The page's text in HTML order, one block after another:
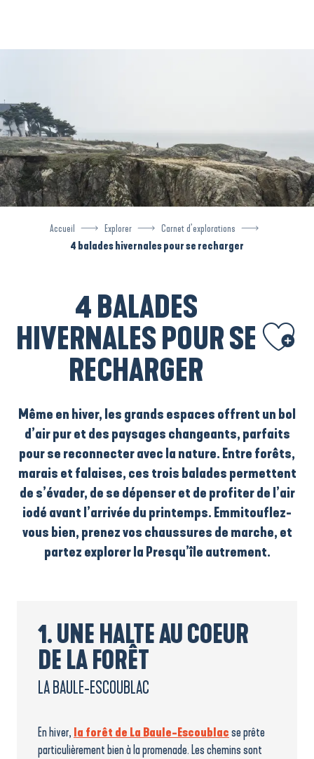
Accueil Explorer
Carnet d’explorations
4 balades hivernales pour se recharger
4 BALADES
HIVERNALES POUR SE
RECHARGER
Ajouter
Même en hiver, les grands espaces offrent un bol
d’air pur et des paysages changeants, parfaits
pour se reconnecter avec la nature. Entre forêts,
marais et falaises, ces trois balades permettent
de s’évader, de se dépenser et de profiter de l’air
iodé avant l’arrivée du printemps. Emmitouflez-
vous bien, prenez vos chaussures de marche, et
partez explorer la Presqu’île autrement.
1. UNE HALTE AU COEUR
DE LA FORÊT
LA BAULE-ESCOUBLAC
En hiver, la forêt de La Baule-Escoublacse prête
particulièrement bien à la promenade. Les chemins sont